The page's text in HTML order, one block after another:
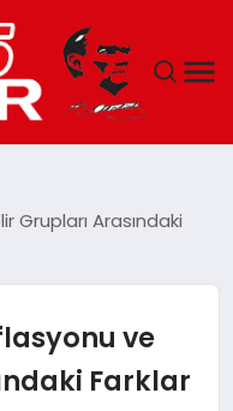
Grupları Arasındaki
ve
Farklar